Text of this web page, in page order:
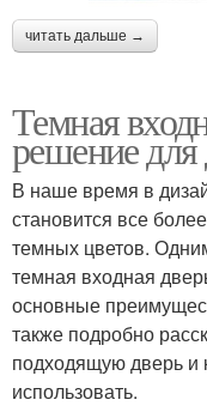
читать дальше →
Темная
решение для
В наше время в
становится все
темных цветов.
темная входная
основные
также подробно
подходящую дверь и
использовать.